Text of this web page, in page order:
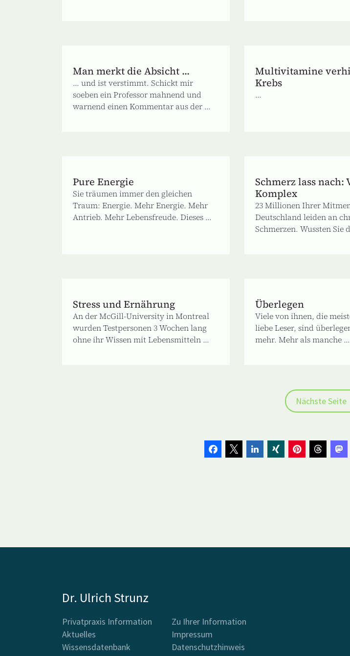
Man merkt die Absicht ...
... und ist verstimmt. Schickt mir
soeben ein Professor mahnend und
warnend einen Kommentar aus der ...
Multivitamine
Krebs
...
Pure Energie
Sie träumen immer den gleichen
Traum: Energie. Mehr Energie. Mehr
Antrieb. Mehr Lebensfreude. Dieses ...
Schmerz lass nach:
Komplex
23 Millionen Ihrer
Deutschland leiden an
Schmerzen. Wussten Sie
Stress und Ernährung
An der McGill‐University in Montreal
wurden Testpersonen 3 Wochen lang
ohne ihr Wissen mit Lebensmitteln ...
Überlegen
Viele von ihnen, die
liebe Leser, sind
mehr. Mehr als manche ...
Nächste Seite
Dr. Ulrich Strunz
Privatpraxis Information
Aktuelles
Wissensdatenbank
Zu Ihrer Information
Impressum
Datenschutzhinweis